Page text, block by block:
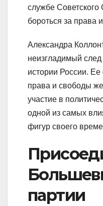
службе
бороться за права
Александра
неизгладимый след
истории России. Ее
права и свободы
участие в
одной из самых
фигур своего
партии